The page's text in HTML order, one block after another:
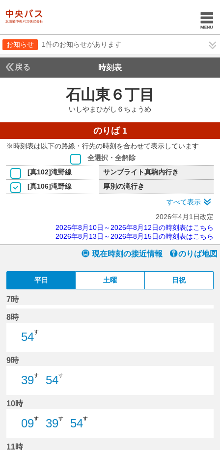
お知らせ 1件のお知らせがあります
戻る 時刻表
石山東６丁目
いしやまひがし６ちょうめ
のりば 1
※時刻表は以下の路線・行先の時刻を合わせて表示しています
全選択・全解除
[真102]滝野線
サンブライト真駒内行き
[真106]滝野線
厚別の滝行き
すべて表示
2026年4月1日改定
2026年8月10日～2026年8月12日の時刻表はこちら
2026年8月13日～2026年8月15日の時刻表はこちら
現在時刻の接近情報 のりば地図
平日 土曜 日祝
7時
8時
54す
9時
39す
54す
10時
09す
39す
54す
11時